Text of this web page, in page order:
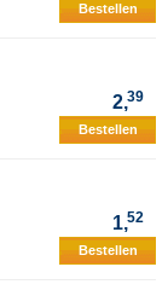
Bestellen
2,39
Bestellen
1,52
Bestellen